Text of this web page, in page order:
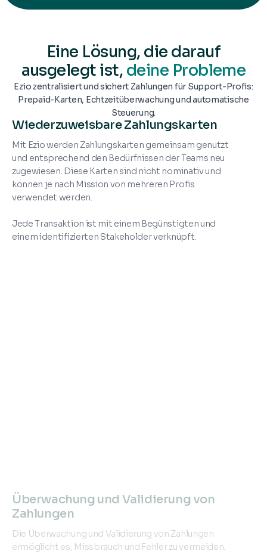
Eine Lösung, die darauf
ausgelegt ist, deine Probleme
Ezio zentralisiert und sichert Zahlungen für Support-Profis:
Prepaid-Karten, Echtzeitüberwachung und automatische
Steuerung.
Wiederzuweisbare Zahlungskarten
Mit Ezio werden Zahlungskarten gemeinsam genutzt
und entsprechend den Bedürfnissen der Teams neu
zugewiesen. Diese Karten sind nicht nominativ und
können je nach Mission von mehreren Profis
verwendet werden.
Jede Transaktion ist mit einem Begünstigten und
einem identifizierten Stakeholder verknüpft.
Überwachung und Validierung von
Zahlungen
Die Überwachung und Validierung von Zahlungen
ermöglicht es, Missbrauch und Fehler zu vermeiden.